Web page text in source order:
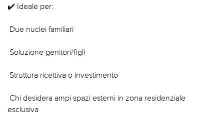
✔️ Ideale per:
 Due nuclei familiari
 Soluzione genitori/figli
 Struttura ricettiva o investimento
 Chi desidera ampi spazi esterni in zona residenziale
esclusiva